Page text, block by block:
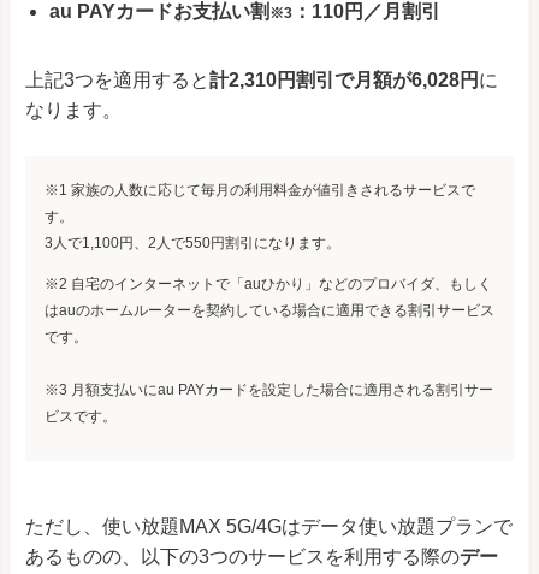
au PAYカードお支払い割 ※3 ：110円／月割引
上記3つを適用すると計2,310円割引で月額が6,028円 に
なります。
※1 家族の人数に応じて毎月の利用料金が値引きされるサービスで
す。
3人で1,100円、2人で550円割引になります。
※2 自宅のインターネットで「auひかり」などのプロバイダ、もしく
はauのホームルーターを契約している場合に適用できる割引サービス
です。
※3 月額支払いにau PAYカードを設定した場合に適用される割引サー
ビスです。
ただし、使い放題MAX 5G/4Gはデータ使い放題プランで
あるものの、以下の3つのサービスを利用する際のデー